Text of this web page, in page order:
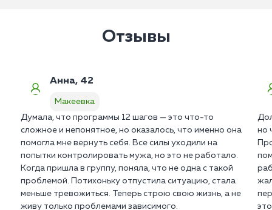
Отзывы
Анна, 42
Макеевка
Думала, что программы 12 шагов — это что-то
сложное и непонятное, но оказалось, что именно она
помогла мне вернуть себя. Все силы уходили на
попытки контролировать мужа, но это не работало.
Когда пришла в группу, поняла, что не одна с такой
проблемой. Потихоньку отпустила ситуацию, стала
меньше тревожиться. Теперь строю свою жизнь, а не
живу только проблемами зависимого.
но